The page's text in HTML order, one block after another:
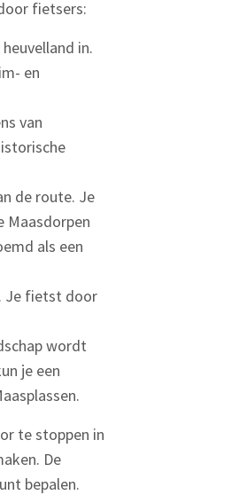
fietsers:
in.
en
van
de route. Je
als een
Je fietst door
wordt
je een
te stoppen in
De
bepalen.